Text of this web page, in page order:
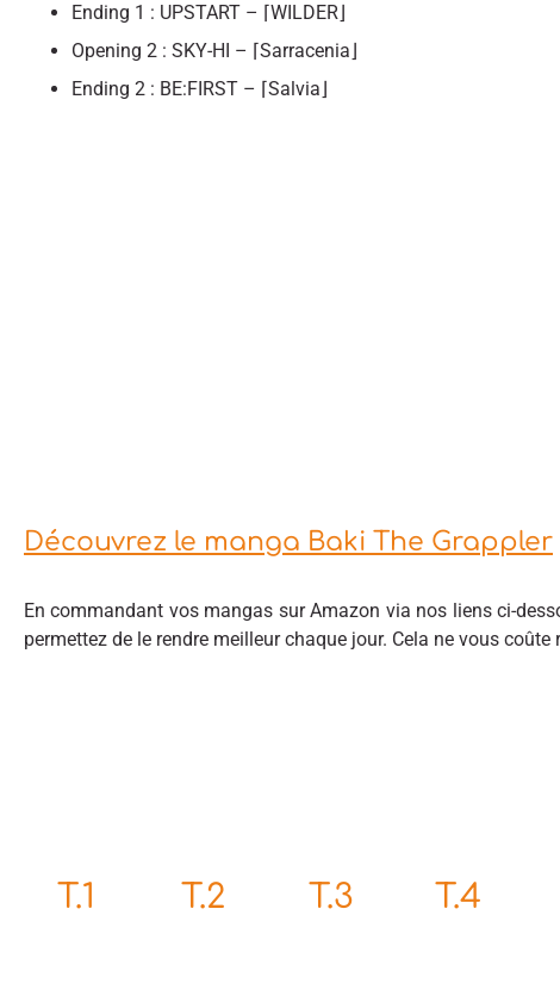
Ending 1 : UPSTART – ⌈WILDER⌋
Opening 2 : SKY-HI – ⌈Sarracenia⌋
Ending 2 : BE:FIRST – ⌈Salvia⌋
Découvrez le manga Baki The Grappler
En commandant vos mangas sur Amazon via nos liens ci-
permettez de le rendre meilleur chaque jour. Cela ne vous
T.1 T.2 T.3 T.4